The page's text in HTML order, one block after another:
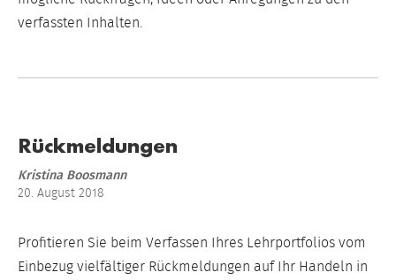
verfassten Inhalten.
Rückmeldungen
Kristina Boosmann
20. August 2018
Profitieren Sie beim Verfassen Ihres Lehrportfolios vom
Einbezug vielfältiger Rückmeldungen auf Ihr Handeln in